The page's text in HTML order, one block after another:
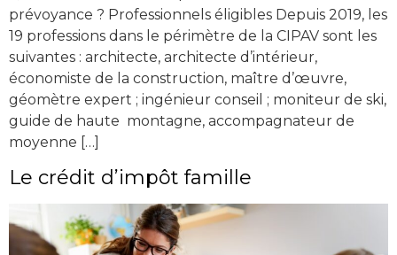
prévoyance ? Professionnels éligibles Depuis 2019, les
19 professions dans le périmètre de la CIPAV sont les
suivantes : architecte, architecte d’intérieur,
économiste de la construction, maître d’œuvre,
géomètre expert ; ingénieur conseil ; moniteur de ski,
guide de haute montagne, accompagnateur de
moyenne […]
Le crédit d’impôt famille